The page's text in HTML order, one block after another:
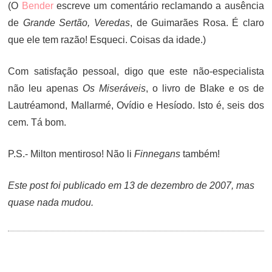
(O Benderescreve um comentário reclamando a ausência
de Grande Sertão, Veredas, de Guimarães Rosa. É claro
que ele tem razão! Esqueci. Coisas da idade.)
Com satisfação pessoal, digo que este não-especialista
não leu apenas Os Miseráveis, o livro de Blake e os de
Lautréamond, Mallarmé, Ovídio e Hesíodo. Isto é, seis dos
cem. Tá bom.
P.S.- Milton mentiroso! Não liFinnegans também!
Este post foi publicado em 13 de dezembro de 2007, mas
quase nada mudou.